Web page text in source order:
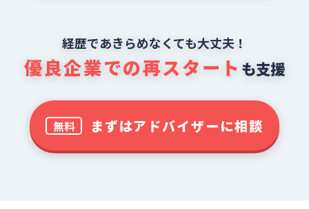
経歴であきらめなくても大丈夫！
優良企業での再スタート も支援
無料 まずはアドバイザーに相談